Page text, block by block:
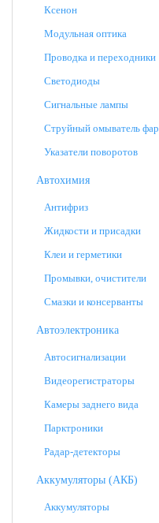
Ксенон
Модульная оптика
Проводка и переходники
Светодиоды
Сигнальные лампы
Струйный омыватель фар
Указатели поворотов
Автохимия
Антифриз
Жидкости и присадки
Клеи и герметики
Промывки, очистители
Смазки и консерванты
Автоэлектроника
Автосигнализации
Видеорегистраторы
Камеры заднего вида
Парктроники
Радар-детекторы
Аккумуляторы (АКБ)
Аккумуляторы